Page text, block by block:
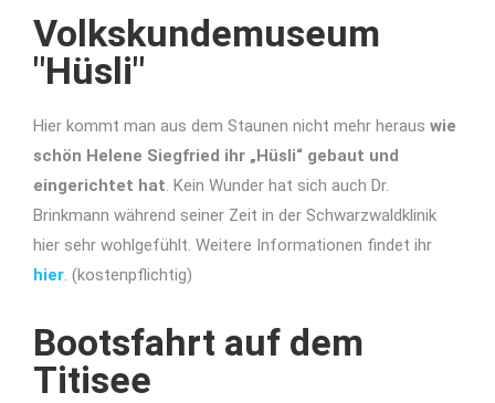
Volkskundemuseum
"Hüsli"
Hier kommt man aus dem Staunen nicht mehr heraus wie
schön Helene Siegfried ihr „Hüsli“ gebaut und
eingerichtet hat. Kein Wunder hat sich auch Dr.
Brinkmann während seiner Zeit in der Schwarzwaldklinik
hier sehr wohlgefühlt. Weitere Informationen findet ihr
hier. (kostenpflichtig)
Bootsfahrt auf dem
Titisee